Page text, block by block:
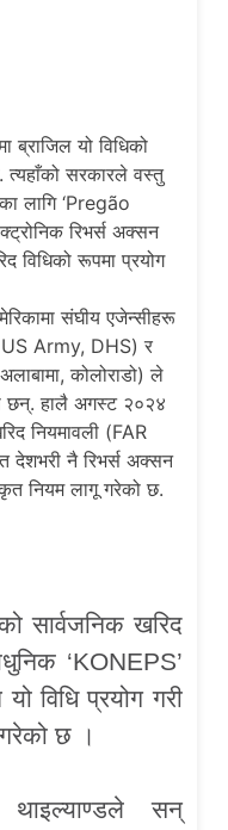
ब्राजिल यो विधिको
त्यहाँको सरकारले वस्तु
लागि ‘Pregão
रिभर्स अक्सन
विधिको रूपमा प्रयोग
संघीय एजेन्सीहरू
US Army, DHS) र
कोलोराडो) ले
छन्. हालै अगस्ट २०२४
नियमावली (FAR
देशभरी नै रिभर्स अक्सन
नियम लागू गरेको छ.
सार्वजनिक खरिद
‘KONEPS’
यो विधि प्रयोग गरी
गरेको छ ।
सन्